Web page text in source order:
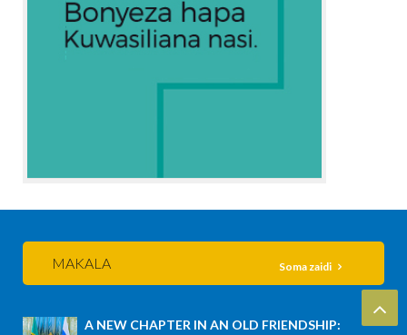
MAKALA Soma zaidi
A NEW CHAPTER IN AN OLD FRIENDSHIP: